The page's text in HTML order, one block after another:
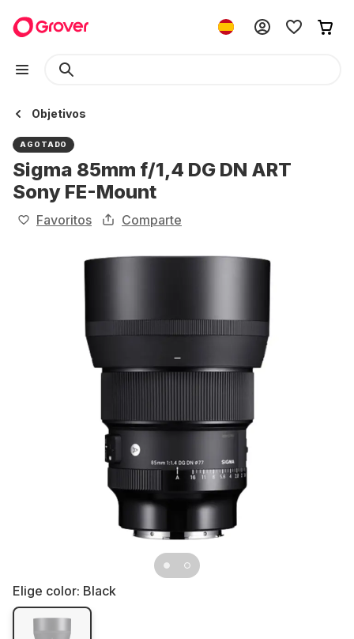
Objetivos
AGOTADO
Sigma 85mm f/1,4 DG DN ART
Sony FE-Mount
Favoritos Comparte
Elige color: Black